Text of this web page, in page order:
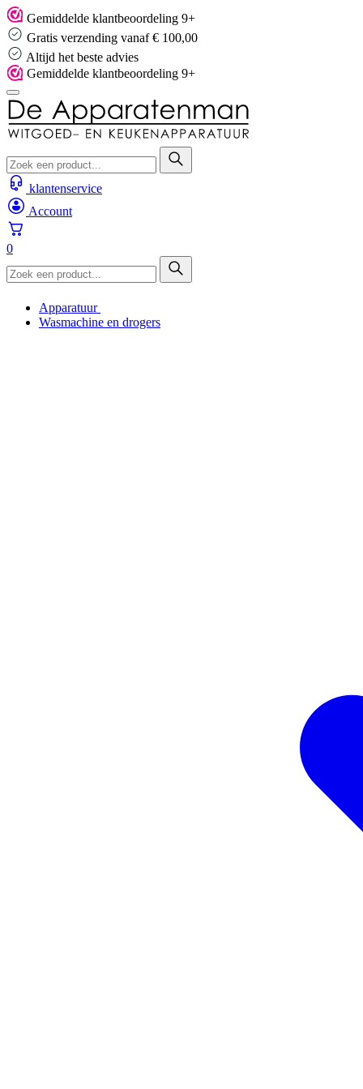
Skip
to
content
Gemiddelde klantbeoordeling 9+
Gratis verzending vanaf € 100,00
Altijd het beste advies
Gemiddelde klantbeoordeling 9+
klantenservice
Account
0
Apparatuur
Wasmachine en drogers